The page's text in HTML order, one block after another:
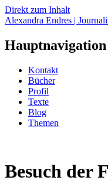
Direkt zum Inhalt
Alexandra Endres |
Hauptnavigation
Kontakt
Bücher
Profil
Texte
Blog
Themen
Besuch der